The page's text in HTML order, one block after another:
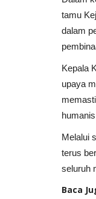
tamu
dalam
Kepala
upaya
Melalui
terus
seluruh
Baca